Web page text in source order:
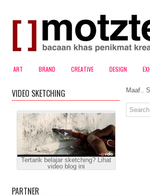
ART BRAND CREATIVE DESIGN
Maaf..
VIDEO SKETCHING
Tertarik belajar sketching? Lihat
video blog ini
PARTNER